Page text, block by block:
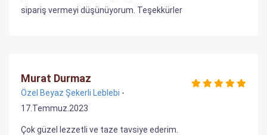
sipariş vermeyi düşünüyorum. Teşekkürler
Murat Durmaz
Özel Beyaz Şekerli Leblebi -
17.Temmuz.2023
Çok güzel lezzetli ve taze tavsiye ederim.